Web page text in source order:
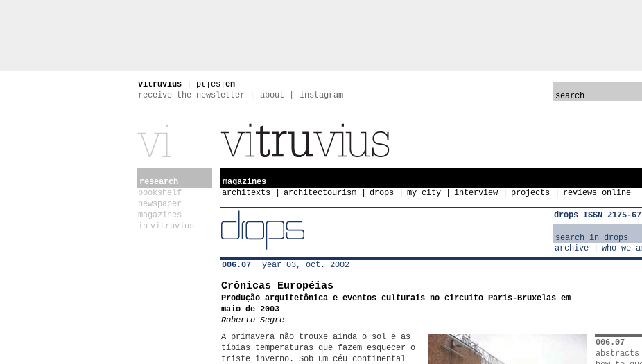
vitruvius | pt | es | en
receive the newsletter
about instagram
research
bookshelf
newspaper
magazines
in vitruvius
magazines
architexts
architectourism drops my city interview projects reviews online
drops ISSN 2175-
archive
who we
006.07
year 03, oct. 2002
Crônicas Européias
Produção arquitetônica e eventos culturais no circuito Paris-Bruxelas em
maio de 2003
Roberto Segre
A primavera não trouxe ainda o sol e as
tíbias temperaturas que fazem esquecer o
triste inverno. Sob um céu continental
006.07
abstracts